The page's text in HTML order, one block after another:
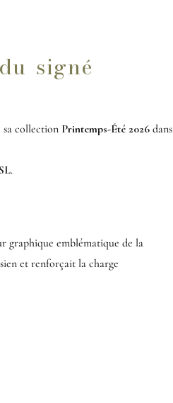
signé
sa collection Printemps-Été 2026dans
.
graphique emblématique de la
et renforçait la charge